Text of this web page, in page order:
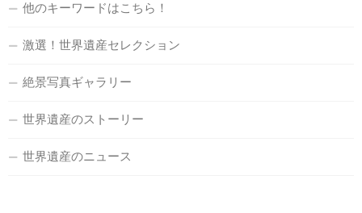
他のキーワードはこちら！
激選！世界遺産セレクション
絶景写真ギャラリー
世界遺産のストーリー
世界遺産のニュース